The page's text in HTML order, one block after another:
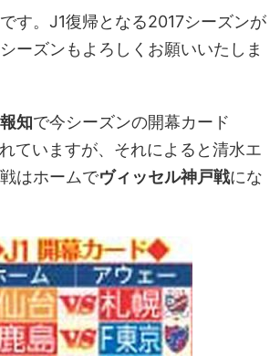
す。J1復帰となる2017シーズンが
ーズンもよろしくお願いいたしま
知で今シーズンの開幕カード
ていますが、それによると清水エ
はホームでヴィッセル神戸戦にな